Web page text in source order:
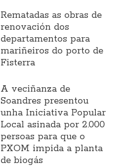
Rematadas as obras de
renovación dos
departamentos para
mariñeiros do porto de
Fisterra
A veciñanza de
Soandres presentou
unha Iniciativa Popular
Local asinada por 2.000
persoas para que o
PXOM impida a planta
de biogás